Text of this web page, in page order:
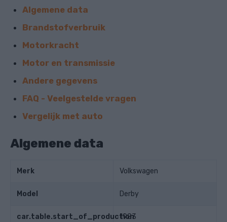
Algemene data
Brandstofverbruik
Motorkracht
Motor en transmissie
Andere gegevens
FAQ - Veelgestelde vragen
Vergelijk met auto
Algemene data
Merk Volkswagen
Model Derby
car.table.start_of_production
1983